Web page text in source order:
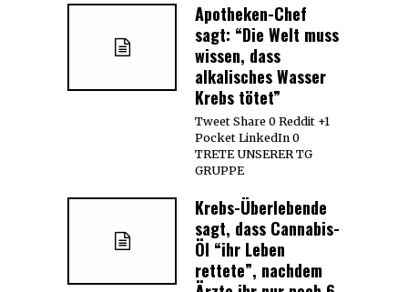
Apotheken-Chef
sagt: “Die Welt muss
wissen, dass
alkalisches Wasser
Krebs tötet”
Tweet Share 0 Reddit +1
Pocket LinkedIn 0
TRETE UNSERER TG
GRUPPE
Krebs-Überlebende
sagt, dass Cannabis-
Öl “ihr Leben
rettete”, nachdem